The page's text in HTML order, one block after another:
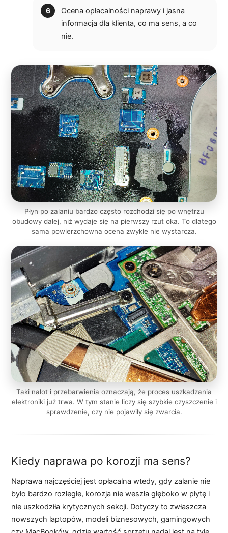
Ocena opłacalności naprawy i jasna
informacja dla klienta, co ma sens, a co
nie.
Płyn po zalaniu bardzo często rozchodzi się po wnętrzu
obudowy dalej, niż wydaje się na pierwszy rzut oka. To dlatego
sama powierzchowna ocena zwykle nie wystarcza.
Taki nalot i przebarwienia oznaczają, że proces uszkadzania
elektroniki już trwa. W tym stanie liczy się szybkie czyszczenie i
sprawdzenie, czy nie pojawiły się zwarcia.
Kiedy naprawa po korozji ma sens?
Naprawa najczęściej jest opłacalna wtedy, gdy zalanie nie
było bardzo rozległe, korozja nie weszła głęboko w płytę i
nie uszkodziła krytycznych sekcji. Dotyczy to zwłaszcza
nowszych laptopów, modeli biznesowych, gamingowych